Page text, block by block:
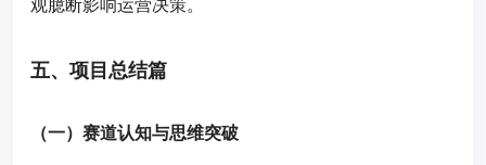
观臆断影响运营决策。
五、项目总结篇
（一）赛道认知与思维突破